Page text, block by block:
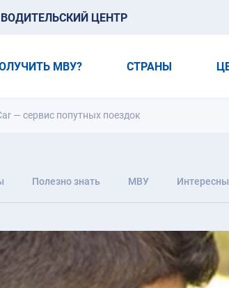
ЦЕНТР
МВУ? СТРАНЫ
— сервис попутных поездок
Полезно знать МВУ